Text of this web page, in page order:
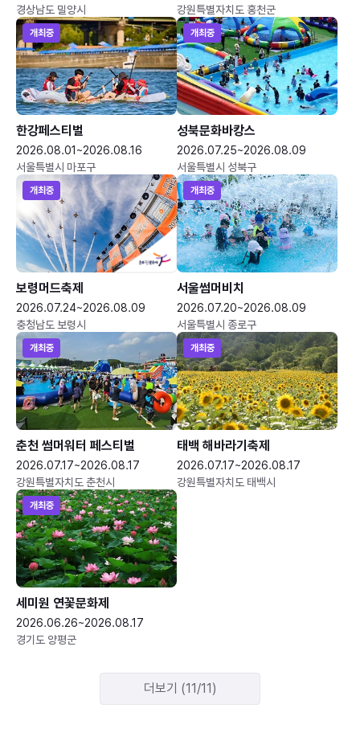
경상남도 밀양시
강원특별자치도 홍천군
개최중
한강페스티벌
2026.08.01~2026.08.16
서울특별시 마포구
개최중
성북문화바캉스
2026.07.25~2026.08.09
서울특별시 성북구
개최중
보령머드축제
2026.07.24~2026.08.09
충청남도 보령시
개최중
서울썸머비치
2026.07.20~2026.08.09
서울특별시 종로구
개최중
춘천 썸머워터 페스티벌
2026.07.17~2026.08.17
강원특별자치도 춘천시
개최중
태백 해바라기축제
2026.07.17~2026.08.17
강원특별자치도 태백시
개최중
세미원 연꽃문화제
2026.06.26~2026.08.17
경기도 양평군
더보기 (11/11)